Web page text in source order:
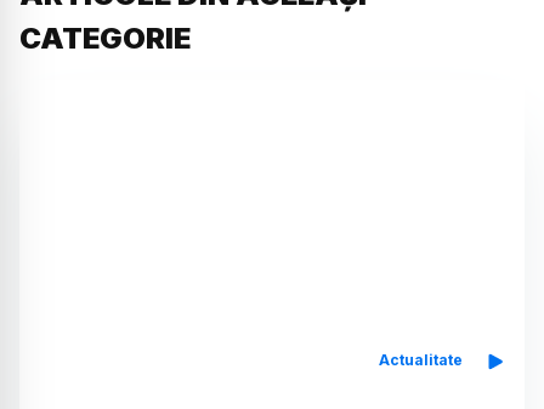
CATEGORIE
Actualitate